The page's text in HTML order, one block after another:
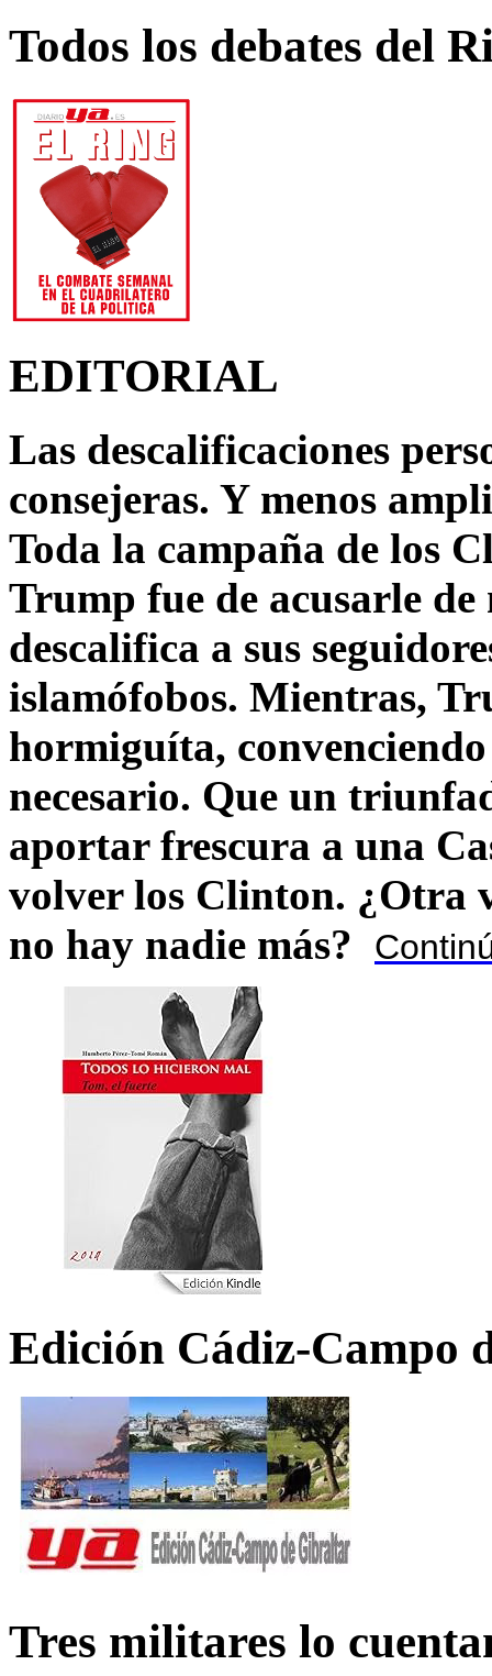
Todos los debates del
EDITORIAL
Las descalificaciones
consejeras. Y menos
Toda la campaña de los
Trump fue de acusarle
descalifica a sus
islamófobos. Mientras,
hormiguíta,
necesario. Que un
aportar frescura a una
volver los Clinton. ¿Otra
no hay nadie más?
Edición Cádiz-Campo
Tres militares lo